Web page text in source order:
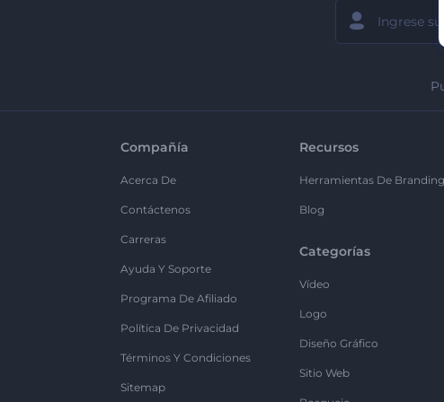
Compañía
Acerca De
Contáctenos
Carreras
Ayuda Y Soporte
Programa De Afiliado
Política De Privacidad
Términos Y Condiciones
Sitemap
Recursos
Herramientas De Branding
Blog
Categorías
Vídeo
Logo
Diseño Gráfico
Sitio Web